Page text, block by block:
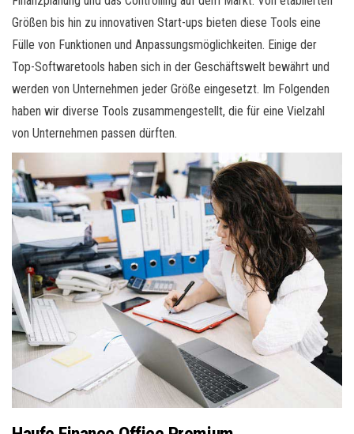
Größen bis hin zu innovativen Start-ups bieten diese Tools eine
Fülle von Funktionen und Anpassungsmöglichkeiten. Einige der
Top-Softwaretools haben sich in der Geschäftswelt bewährt und
werden von Unternehmen jeder Größe eingesetzt. Im Folgenden
haben wir diverse Tools zusammengestellt, die für eine Vielzahl
von Unternehmen passen dürften.